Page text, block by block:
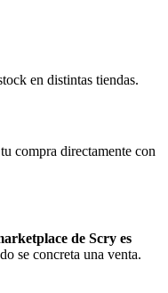
en distintas tiendas.
compra directamente con
de Scry es
se concreta una venta.